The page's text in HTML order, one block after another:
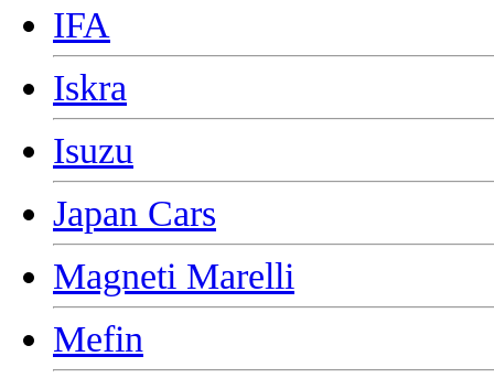
IFA
Iskra
Isuzu
Japan Cars
Magneti Marelli
Mefin